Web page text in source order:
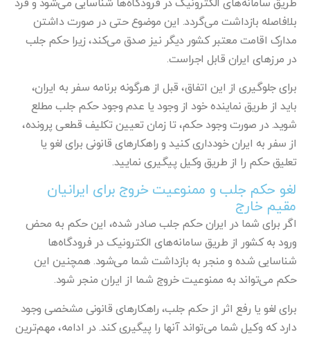
طریق سامانه‌های الکترونیک در فرودگاه‌ها شناسایی می‌شود و فرد
بلافاصله بازداشت می‌گردد. این موضوع حتی در صورت داشتن
مدارک اقامت معتبر کشور دیگر نیز صدق می‌کند، زیرا حکم جلب
در مرزهای ایران قابل اجراست.
برای جلوگیری از این اتفاق، قبل از هرگونه برنامه سفر به ایران،
باید از طریق نماینده خود از وجود یا عدم وجود حکم جلب مطلع
شوید. در صورت وجود حکم، تا زمان تعیین تکلیف قطعی پرونده،
از سفر به ایران خودداری کنید و راهکارهای قانونی برای لغو یا
تعلیق حکم را از طریق وکیل پیگیری نمایید.
لغو حکم جلب و ممنوعیت خروج برای ایرانیان
مقیم خارج
اگر برای شما در ایران حکم جلب صادر شده، این حکم به محض
ورود به کشور از طریق سامانه‌های الکترونیک در فرودگاه‌ها
شناسایی شده و منجر به بازداشت شما می‌شود. همچنین این
حکم می‌تواند به ممنوعیت خروج شما از ایران منجر شود.
برای لغو یا رفع اثر از حکم جلب، راهکارهای قانونی مشخصی وجود
دارد که وکیل شما می‌تواند آنها را پیگیری کند. در ادامه، مهم‌ترین